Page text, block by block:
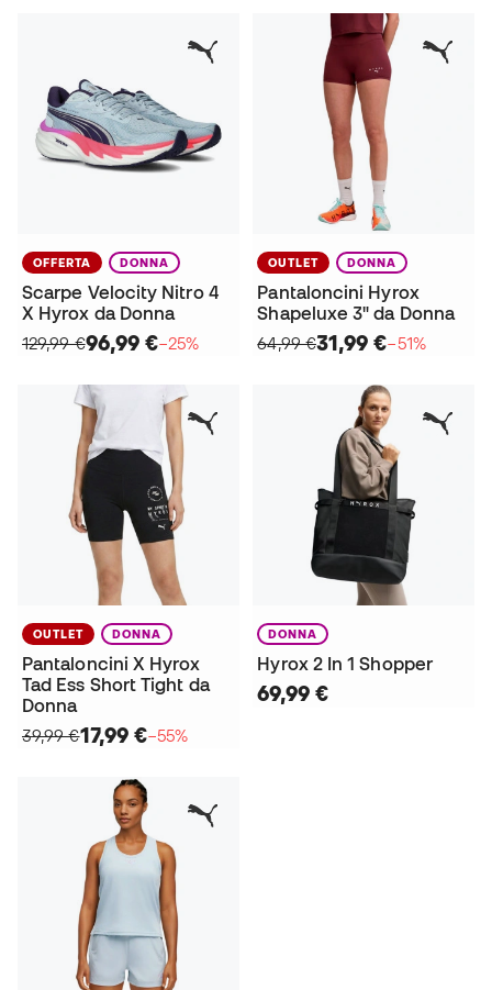
OFFERTA DONNA
Scarpe Velocity Nitro 4
X Hyrox da Donna
129,99 €96,99 €−25%
OUTLET DONNA
Pantaloncini Hyrox
Shapeluxe 3" da Donna
64,99 €31,99 €−51%
OUTLET DONNA
Pantaloncini X Hyrox
Tad Ess Short Tight da
Donna
39,99 €17,99 €−55%
DONNA
Hyrox 2 In 1 Shopper
69,99 €